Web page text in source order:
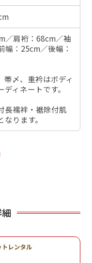
／肩裄：68cm／袖
幅：25cm／後幅：
帯〆、重衿はボディ
ィネートです。
長襦袢・裾除付肌
ります。